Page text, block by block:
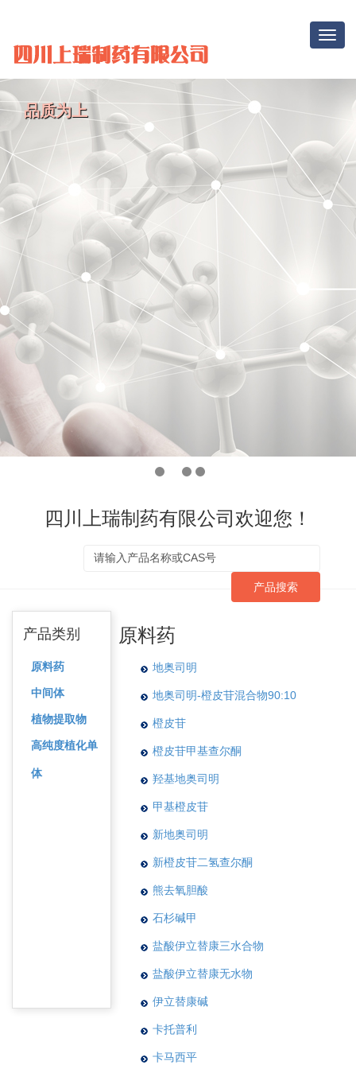
Toggle
品质为上
四川上瑞制药有限公司欢迎您！
产品搜索
产品类别
原料药
中间体
植物提取物
高纯度植化单
体
原料药
地奥司明
地奥司明-橙皮苷混合物90:10
橙皮苷
橙皮苷甲基查尔酮
羟基地奥司明
甲基橙皮苷
新地奥司明
新橙皮苷二氢查尔酮
熊去氧胆酸
石杉碱甲
盐酸伊立替康三水合物
盐酸伊立替康无水物
伊立替康碱
卡托普利
卡马西平